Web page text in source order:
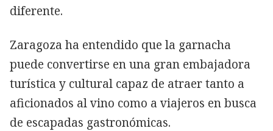
diferente.
Zaragoza ha entendido que la garnacha
puede convertirse en una gran embajadora
turística y cultural capaz de atraer tanto a
aficionados al vino como a viajeros en busca
de escapadas gastronómicas.